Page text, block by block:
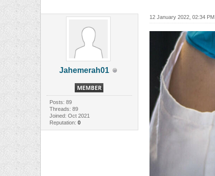
Jahemerah01
Posts: 89
Threads: 89
Joined: Oct 2021
Reputation: 0
12 January 2022, 02:34 PM